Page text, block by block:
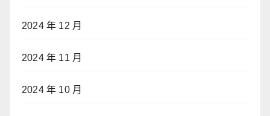
2024 年 12 月
2024 年 11 月
2024 年 10 月